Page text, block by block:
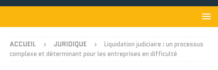
ACCUEIL JURIDIQUE
Liquidation judiciaire : un processus
complexe et déterminant pour les entreprises en difficulté